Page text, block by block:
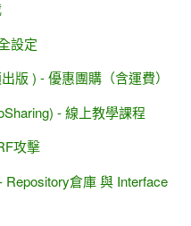
設定
版 ) - 優惠團購（含運費）
- 線上教學課程
攻擊
倉庫 與 Interface